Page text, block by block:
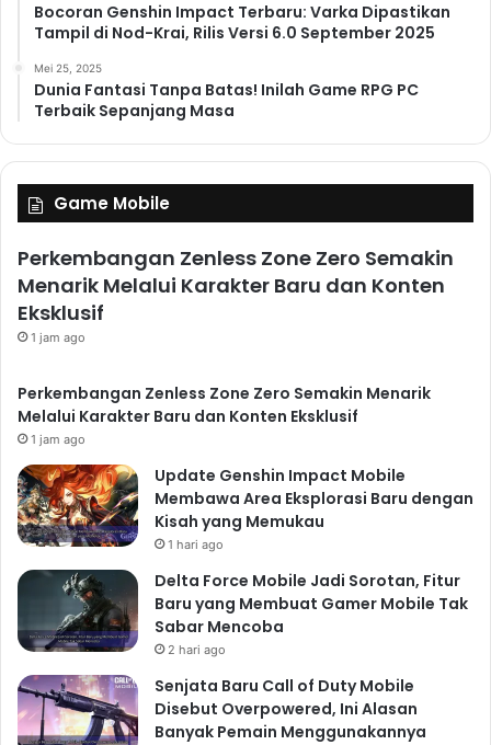
Bocoran Genshin Impact Terbaru: Varka Dipastikan
Tampil di Nod-Krai, Rilis Versi 6.0 September 2025
Mei 25, 2025
Dunia Fantasi Tanpa Batas! Inilah Game RPG PC
Terbaik Sepanjang Masa
Game Mobile
Perkembangan Zenless Zone Zero Semakin
Menarik Melalui Karakter Baru dan Konten
Eksklusif
1 jam ago
Perkembangan Zenless Zone Zero Semakin Menarik
Melalui Karakter Baru dan Konten Eksklusif
1 jam ago
Update Genshin Impact Mobile
Membawa Area Eksplorasi Baru dengan
Kisah yang Memukau
1 hari ago
Delta Force Mobile Jadi Sorotan, Fitur
Baru yang Membuat Gamer Mobile Tak
Sabar Mencoba
2 hari ago
Senjata Baru Call of Duty Mobile
Disebut Overpowered, Ini Alasan
Banyak Pemain Menggunakannya